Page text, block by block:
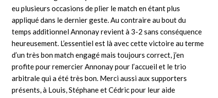
eu plusieurs occasions de plier le match en étant plus
appliqué dans le dernier geste. Au contraire au bout du
temps additionnel Annonay revient à 3-2 sans conséquence
heureusement. L’essentiel est là avec cette victoire au terme
d’un très bon match engagé mais toujours correct, j’en
profite pour remercier Annonay pour l’accueil et le trio
arbitrale qui a été très bon. Merci aussi aux supporters
présents, à Louis, Stéphane et Cédric pour leur aide